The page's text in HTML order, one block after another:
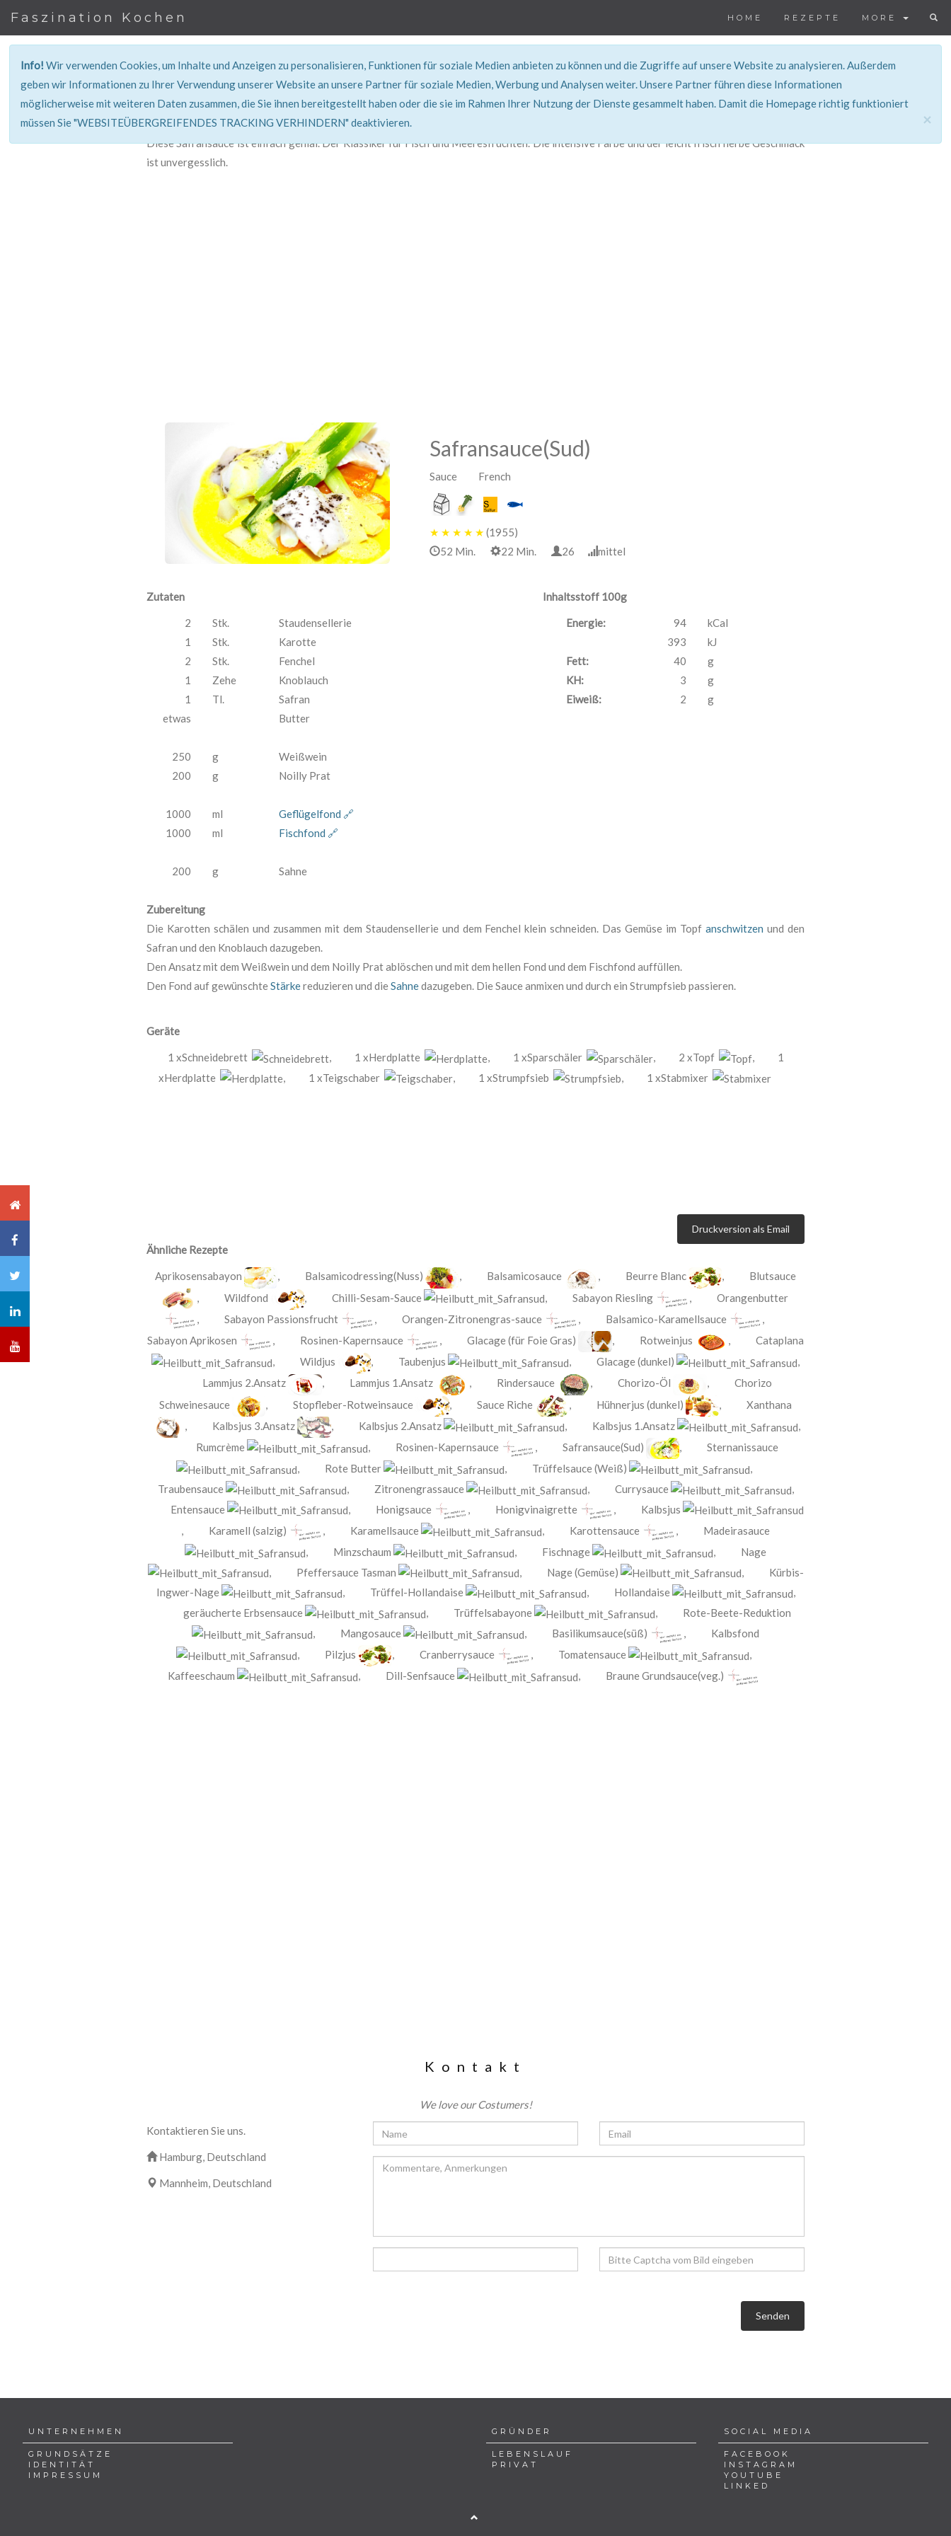
Faszination Kochen HOME REZEPTE MORE
Info!Wir verwenden Cookies, um Inhalte und Anzeigen zu personalisieren, Funktionen für soziale Medien anbieten zu können und die Zugriffe auf unsere Website zu analysieren. Außerdem
geben wir Informationen zu Ihrer Verwendung unserer Website an unsere Partner für soziale Medien, Werbung und Analysen weiter. Unsere Partner führen diese Informationen
möglicherweise mit weiteren Daten zusammen, die Sie ihnen bereitgestellt haben oder die sie im Rahmen Ihrer Nutzung der Dienste gesammelt haben. Damit die Homepage richtig funktioniert
müssen Sie "WEBSITEÜBERGREIFENDES TRACKING VERHINDERN" deaktivieren.
×
REZEPT
Diese Safransauce ist einfach genial. Der Klassiker für Fisch und Meeresfrüchten. Die intensive Farbe und der leicht frisch herbe Geschmack
ist unvergesslich.
Safransauce(Sud)
Sauce French
★ ★ ★ ★ ★ (1955)
52 Min.
22 Min. 26 mittel
Zutaten
2 Stk.
Staudensellerie
1
Stk.
Karotte
2
Stk.
Fenchel
1
Zehe
Knoblauch
1
Tl.
Safran
etwas
Butter
250 g
Weißwein
200
g Noilly Prat
1000 ml
Geflügelfond 🔗
1000
ml Fischfond 🔗
200 g Sahne
Inhaltsstoff 100g
Energie: 94
kCal
393
kJ
Fett:
40
g
KH:
3
g
Eiweiß:
2 g
Zubereitung
Die Karotten schälen und zusammen mit dem Staudensellerie und dem Fenchel klein schneiden. Das Gemüse im Topfanschwitzen und den
Safran und den Knoblauch dazugeben.
Den Ansatz mit dem Weißwein und dem Noilly Prat ablöschen und mit dem hellen Fond und dem Fischfond auffüllen.
Den Fond auf gewünschteStärkereduzieren und dieSahnedazugeben. Die Sauce anmixen und durch ein Strumpfsieb passieren.
Geräte
1 xSchneidebrett , 1 xHerdplatte , 1 xSparschäler , 2 xTopf ,
1
xHerdplatte
, 1 xTeigschaber , 1 xStrumpfsieb , 1 xStabmixer
Druckversion als Email
Ähnliche Rezepte
Aprikosensabayon , Balsamicodressing(Nuss) , Balsamicosauce , Beurre Blanc , Blutsauce
,Wildfond , Chilli-Sesam-Sauce , Sabayon Riesling , Orangenbutter
,Sabayon Passionsfrucht , Orangen-Zitronengras-sauce , Balsamico-Karamellsauce
,
Sabayon Aprikosen
, Rosinen-Kapernsauce , Glacage (für Foie Gras) , Rotweinjus ,Cataplana
, Wildjus , Taubenjus ,Glacage (dunkel)
,
Lammjus 2.Ansatz
, Lammjus 1.Ansatz , Rindersauce ,Chorizo-Öl , Chorizo
Schweinesauce
,Stopfleber-Rotweinsauce , Sauce Riche , Hühnerjus (dunkel) ,Xanthana
, Kalbsjus 3.Ansatz , Kalbsjus 2.Ansatz , Kalbsjus 1.Ansatz
,
Rumcrème
, Rosinen-Kapernsauce , Safransauce(Sud) ,Sternanissauce
, Rote Butter , Trüffelsauce (Weiß)
,
Traubensauce
, Zitronengrassauce , Currysauce
,
Entensauce
, Honigsauce , Honigvinaigrette , Kalbsjus
, Karamell (salzig) , Karamellsauce , Karottensauce , Madeirasauce
, Minzschaum , Fischnage , Nage
, Pfeffersauce Tasman , Nage (Gemüse) , Kürbis-
Ingwer-Nage
, Trüffel-Hollandaise , Hollandaise
,
geräucherte Erbsensauce
, Trüffelsabayone , Rote-Beete-Reduktion
, Mangosauce , Basilikumsauce(süß) , Kalbsfond
, Pilzjus , Cranberrysauce , Tomatensauce
,
Kaffeeschaum
, Dill-Senfsauce , Braune Grundsauce(veg.)
Kontakt
We love our Costumers!
Kontaktieren Sie uns.
Hamburg, Deutschland
Mannheim, Deutschland
Senden
UNTERNEHMEN
GRUNDSÄTZE
IDENTITÄT
IMPRESSUM
GRÜNDER
LEBENSLAUF
PRIVAT
SOCIAL MEDIA
FACEBOOK
INSTAGRAM
YOUTUBE
LINKED